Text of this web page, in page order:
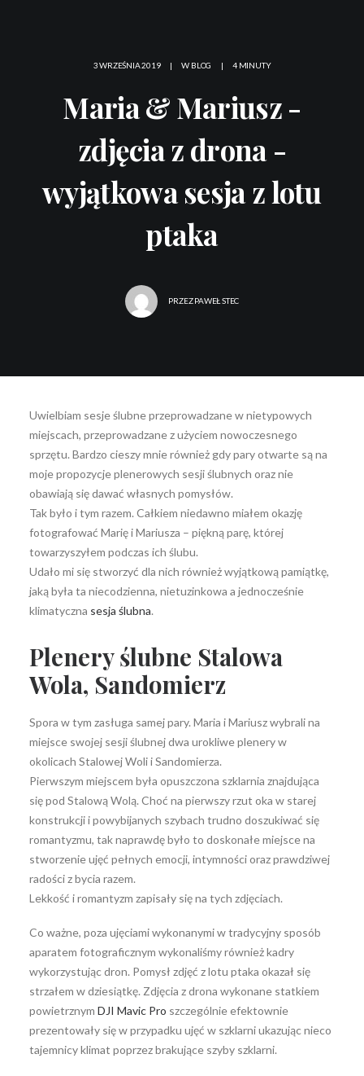
Wyszukiwanie
3 WRZEŚNIA 2019 | W BLOG | 4 MINUTY
Maria & Mariusz -
zdjęcia z drona -
wyjątkowa sesja z lotu
ptaka
PRZEZPAWEŁ STEC
Uwielbiam sesje ślubne przeprowadzane w nietypowych
miejscach, przeprowadzane z użyciem nowoczesnego
sprzętu. Bardzo cieszy mnie również gdy pary otwarte są na
moje propozycje plenerowych sesji ślubnych oraz nie
obawiają się dawać własnych pomysłów.
Tak było i tym razem. Całkiem niedawno miałem okazję
fotografować Marię i Mariusza – piękną parę, której
towarzyszyłem podczas ich ślubu.
Udało mi się stworzyć dla nich również wyjątkową pamiątkę,
jaką była ta niecodzienna, nietuzinkowa a jednocześnie
klimatyczna sesja ślubna.
Plenery ślubne Stalowa
Wola, Sandomierz
Spora w tym zasługa samej pary. Maria i Mariusz wybrali na
miejsce swojej sesji ślubnej dwa urokliwe plenery w
okolicach Stalowej Woli i Sandomierza.
Pierwszym miejscem była opuszczona szklarnia znajdująca
się pod Stalową Wolą. Choć na pierwszy rzut oka w starej
konstrukcji i powybijanych szybach trudno doszukiwać się
romantyzmu, tak naprawdę było to doskonałe miejsce na
stworzenie ujęć pełnych emocji, intymności oraz prawdziwej
radości z bycia razem.
Lekkość i romantyzm zapisały się na tych zdjęciach.
Co ważne, poza ujęciami wykonanymi w tradycyjny sposób
aparatem fotograficznym wykonaliśmy również kadry
wykorzystując dron. Pomysł zdjęć z lotu ptaka okazał się
strzałem w dziesiątkę. Zdjęcia z drona wykonane statkiem
powietrznym DJI Mavic Pro szczególnie efektownie
prezentowały się w przypadku ujęć w szklarni ukazując nieco
tajemnicy klimat poprzez brakujące szyby szklarni.